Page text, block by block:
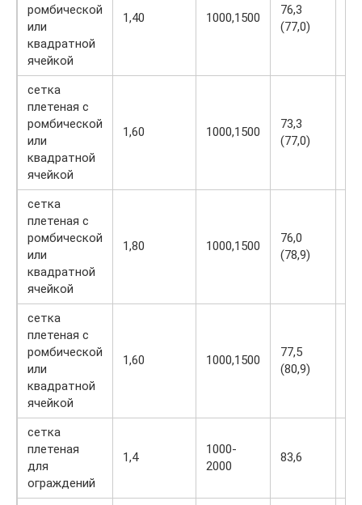
ромбической
или
квадратной
ячейкой
1,40 1000,1500
76,3
(77,0)
сетка
плетеная с
ромбической
или
квадратной
ячейкой
1,60 1000,1500
73,3
(77,0)
сетка
плетеная с
ромбической
или
квадратной
ячейкой
1,80 1000,1500
76,0
(78,9)
сетка
плетеная с
ромбической
или
квадратной
ячейкой
1,60 1000,1500
77,5
(80,9)
сетка
плетеная
для
ограждений
1,4
1000-
2000
83,6